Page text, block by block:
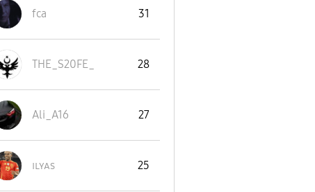
fca 31
THE_S20FE_ 28
Ali_A16 27
ɪʟʏᴀs 25